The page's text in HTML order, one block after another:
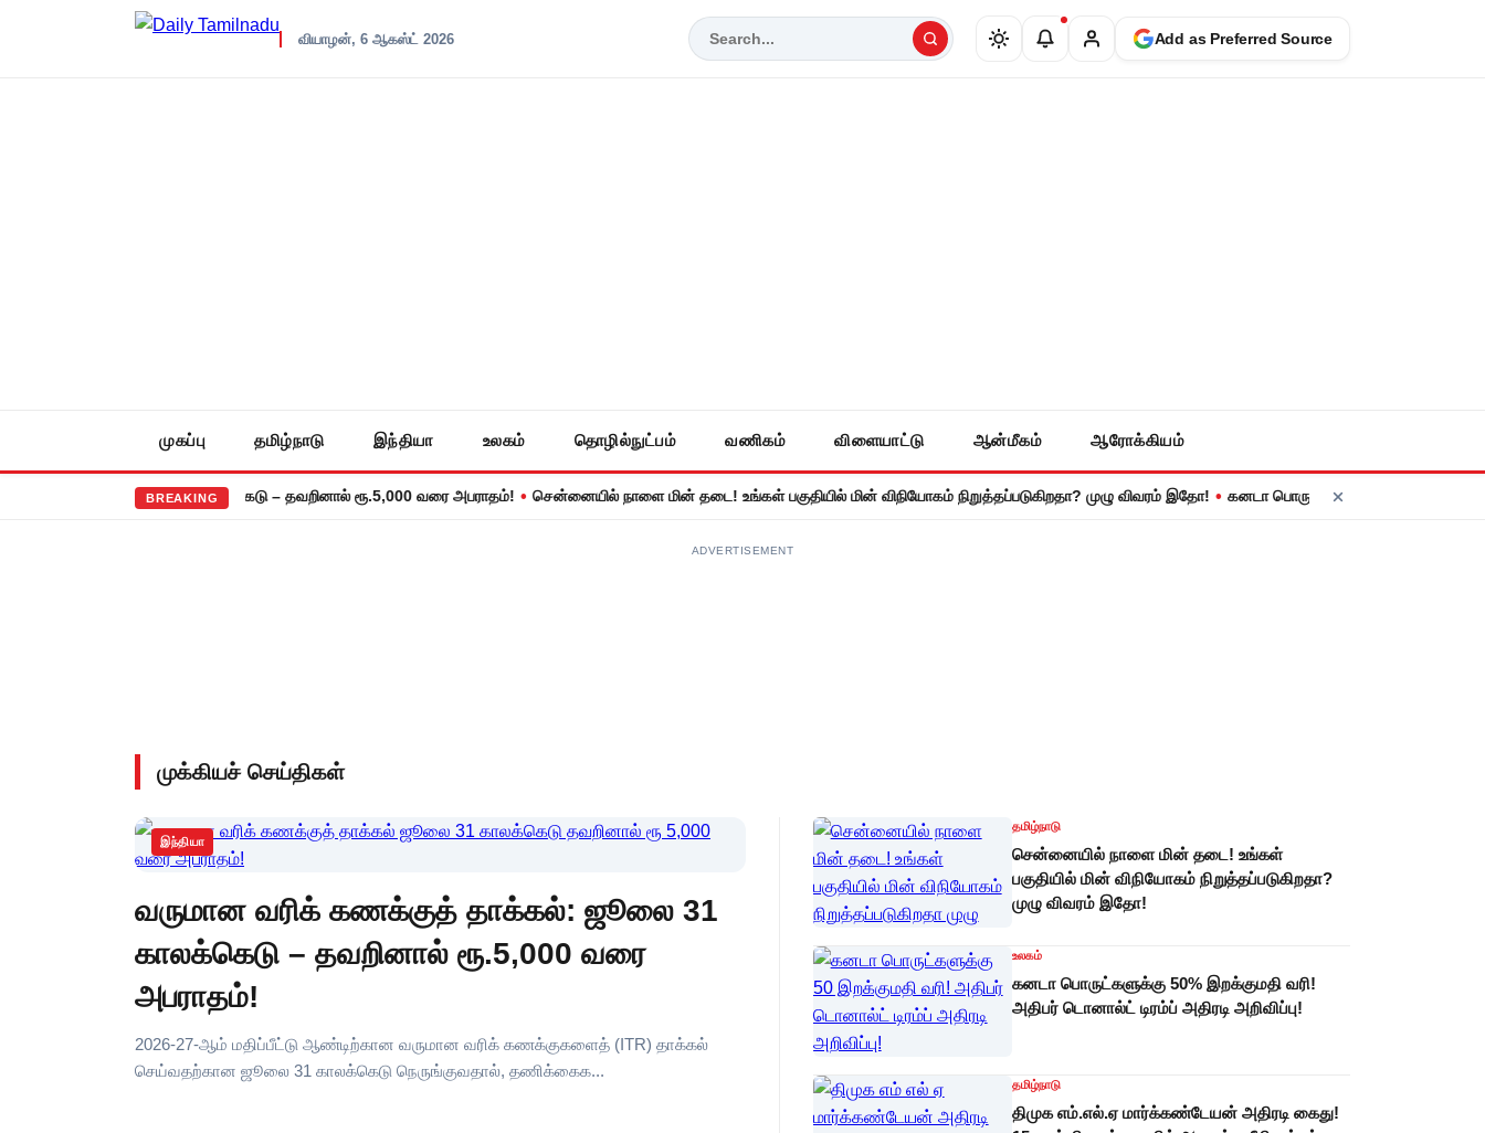
வியாழன், 6 ஆகஸ்ட் 2026 Add as Preferred Source
முகப்பு தமிழ்நாடு இந்தியா உலகம் தொழில்நுட்பம் வணிகம் விளையாட்டு ஆன்மீகம் ஆரோக்கியம்
BREAKING
தாக்கல்: ஜூலை 31 காலக்கெடு – தவறினால் ரூ.5,000 வரை அபராதம்! • சென்னையில் நாளை மின் தடை! உங்கள் பகுதியில் மின் விநியோகம் நிறுத்தப்படுகிறதா? முழு விவரம் இதோ! • கனடா பொருட்களுக்கு 50% இறக்குமதி வரி!
முக்கியச் செய்திகள்
இந்தியா
வருமான வரிக் கணக்குத் தாக்கல்: ஜூலை 31
காலக்கெடு – தவறினால் ரூ.5,000 வரை
அபராதம்!
2026-27-ஆம் மதிப்பீட்டு ஆண்டிற்கான வருமான வரிக் கணக்குகளைத் (ITR) தாக்கல்
செய்வதற்கான ஜூலை 31 காலக்கெடு நெருங்குவதால், தணிக்கைக...
தமிழ்நாடு
சென்னையில் நாளை மின் தடை! உங்கள்
பகுதியில் மின் விநியோகம் நிறுத்தப்படுகிறதா?
முழு விவரம் இதோ!
உலகம்
கனடா பொருட்களுக்கு 50% இறக்குமதி வரி!
அதிபர் டொனால்ட் டிரம்ப் அதிரடி அறிவிப்பு!
தமிழ்நாடு
திமுக எம்.எல்.ஏ மார்க்கண்டேயன் அதிரடி கைது!